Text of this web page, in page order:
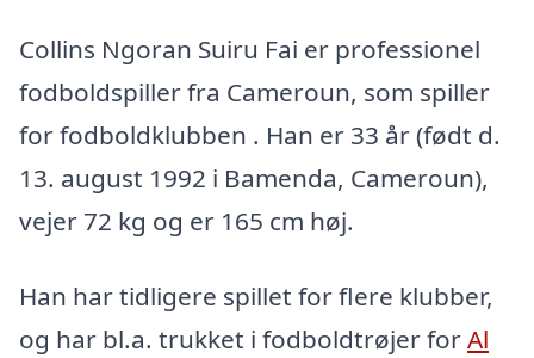
Collins Ngoran Suiru Fai er professionel
fodboldspiller fra Cameroun, som spiller
for fodboldklubben . Han er 33 år (født d.
13. august 1992 i Bamenda, Cameroun),
vejer 72 kg og er 165 cm høj.
Han har tidligere spillet for flere klubber,
og har bl.a. trukket i fodboldtrøjer forAl